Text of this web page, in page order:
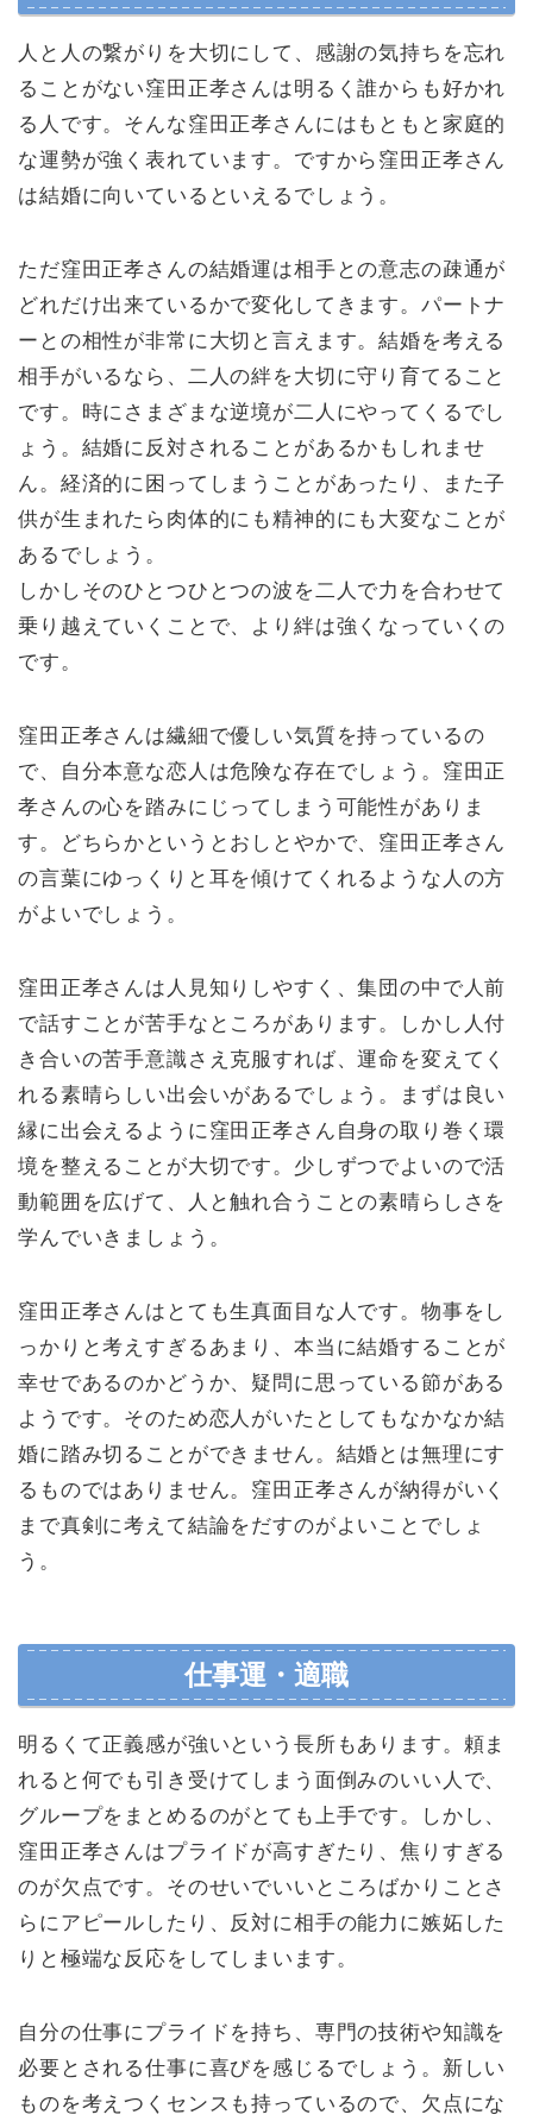
人と人の繋がりを大切にして、感謝の気持ちを忘れ
ることがない窪田正孝さんは明るく誰からも好かれ
る人です。そんな窪田正孝さんにはもともと家庭的
な運勢が強く表れています。ですから窪田正孝さん
は結婚に向いているといえるでしょう。
ただ窪田正孝さんの結婚運は相手との意志の疎通が
どれだけ出来ているかで変化してきます。パートナ
ーとの相性が非常に大切と言えます。結婚を考える
相手がいるなら、二人の絆を大切に守り育てること
です。時にさまざまな逆境が二人にやってくるでし
ょう。結婚に反対されることがあるかもしれませ
ん。経済的に困ってしまうことがあったり、また子
供が生まれたら肉体的にも精神的にも大変なことが
あるでしょう。
しかしそのひとつひとつの波を二人で力を合わせて
乗り越えていくことで、より絆は強くなっていくの
です。
窪田正孝さんは繊細で優しい気質を持っているの
で、自分本意な恋人は危険な存在でしょう。窪田正
孝さんの心を踏みにじってしまう可能性がありま
す。どちらかというとおしとやかで、窪田正孝さん
の言葉にゆっくりと耳を傾けてくれるような人の方
がよいでしょう。
窪田正孝さんは人見知りしやすく、集団の中で人前
で話すことが苦手なところがあります。しかし人付
き合いの苦手意識さえ克服すれば、運命を変えてく
れる素晴らしい出会いがあるでしょう。まずは良い
縁に出会えるように窪田正孝さん自身の取り巻く環
境を整えることが大切です。少しずつでよいので活
動範囲を広げて、人と触れ合うことの素晴らしさを
学んでいきましょう。
窪田正孝さんはとても生真面目な人です。物事をし
っかりと考えすぎるあまり、本当に結婚することが
幸せであるのかどうか、疑問に思っている節がある
ようです。そのため恋人がいたとしてもなかなか結
婚に踏み切ることができません。結婚とは無理にす
るものではありません。窪田正孝さんが納得がいく
まで真剣に考えて結論をだすのがよいことでしょ
う。
仕事運・適職
明るくて正義感が強いという長所もあります。頼ま
れると何でも引き受けてしまう面倒みのいい人で、
グループをまとめるのがとても上手です。しかし、
窪田正孝さんはプライドが高すぎたり、焦りすぎる
のが欠点です。そのせいでいいところばかりことさ
らにアピールしたり、反対に相手の能力に嫉妬した
りと極端な反応をしてしまいます。
自分の仕事にプライドを持ち、専門の技術や知識を
必要とされる仕事に喜びを感じるでしょう。新しい
ものを考えつくセンスも持っているので、欠点にな